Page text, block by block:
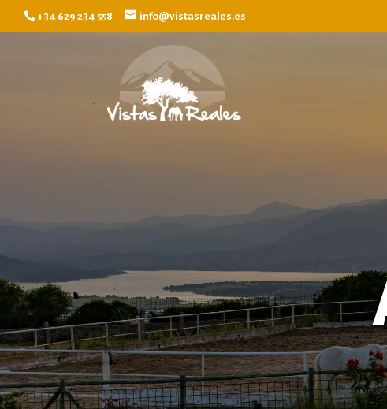
+34 629 234 558 info@vistasreales.es